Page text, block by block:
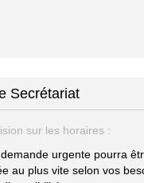
Secrétariat
sur les horaires :
urgente pourra
au plus vite selon vos